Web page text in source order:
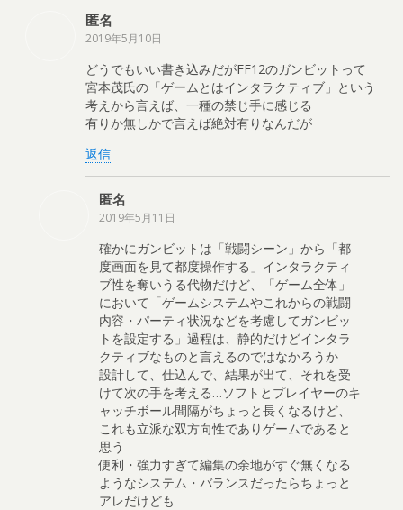
匿名
2019年5月10日
どうでもいい書き込みだがFF12のガンビットって
宮本茂氏の「ゲームとはインタラクティブ」という
考えから言えば、一種の禁じ手に感じる
有りか無しかで言えば絶対有りなんだが
返信
匿名
2019年5月11日
確かにガンビットは「戦闘シーン」から「都
度画面を見て都度操作する」インタラクティ
ブ性を奪いうる代物だけど、「ゲーム全体」
において「ゲームシステムやこれからの戦闘
内容・パーティ状況などを考慮してガンビッ
トを設定する」過程は、静的だけどインタラ
クティブなものと言えるのではなかろうか
設計して、仕込んで、結果が出て、それを受
けて次の手を考える…ソフトとプレイヤーのキ
ャッチボール間隔がちょっと長くなるけど、
これも立派な双方向性でありゲームであると
思う
便利・強力すぎて編集の余地がすぐ無くなる
ようなシステム・バランスだったらちょっと
アレだけども